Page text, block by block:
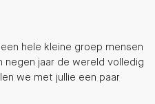
hele kleine groep mensen
negen jaar de wereld volledig
we met jullie een paar